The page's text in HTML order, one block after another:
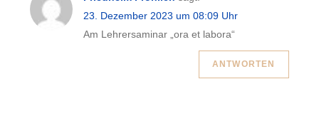
23. Dezember 2023 um 08:09 Uhr
Am Lehrersaminar „ora et labora“
ANTWORTEN